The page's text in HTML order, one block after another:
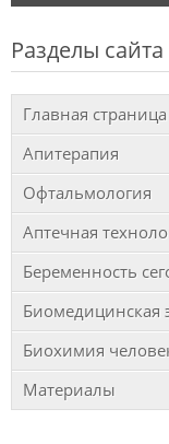
Разделы сайта
Главная страница
Апитерапия
Офтальмология
Аптечная
Беременность
Биомедицинская
Биохимия
Материалы